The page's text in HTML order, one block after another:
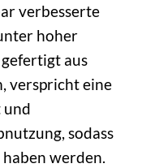
verbesserte
hoher
gefertigt aus
verspricht eine
und
sodass
werden.